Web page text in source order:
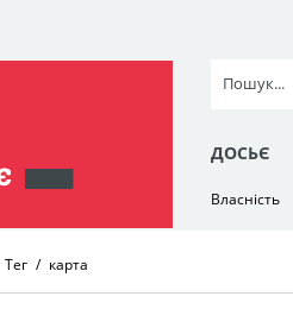
ДОСЬЄ
Власність
Тег карта